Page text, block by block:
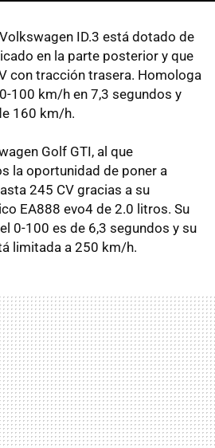
ID.3 está dotado de
en la parte posterior y que
con tracción trasera. Homologa
100 km/h en 7,3 segundos y
160 km/h.
Golf GTI, al que
la oportunidad de poner a
245 CV gracias a su
EA888 evo4 de 2.0 litros. Su
0-100 es de 6,3 segundos y su
limitada a 250 km/h.